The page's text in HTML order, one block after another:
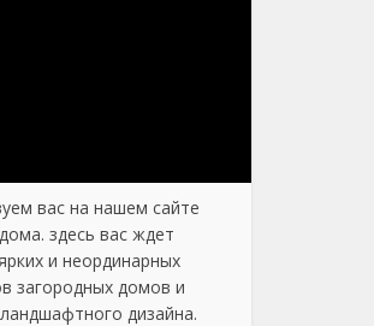
вас на нашем сайте
здесь вас ждет
и неординарных
загородных домов и
дизайна.